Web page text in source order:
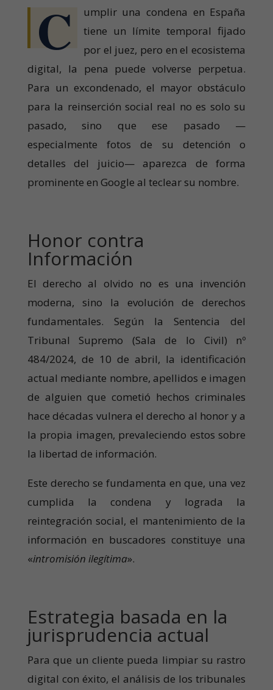
C
umplir una condena en España
tiene un límite temporal fijado
por el juez, pero en el ecosistema
digital, la pena puede volverse perpetua.
Para un excondenado, el mayor obstáculo
para la reinserción social real no es solo su
pasado, sino que ese pasado —
especialmente fotos de su detención o
detalles del juicio— aparezca de forma
prominente en Google al teclear su nombre.
Honor contra
Información
El derecho al olvido no es una invención
moderna, sino la evolución de derechos
fundamentales. Según la Sentencia del
Tribunal Supremo (Sala de lo Civil) nº
484/2024, de 10 de abril, la identificación
actual mediante nombre, apellidos e imagen
de alguien que cometió hechos criminales
hace décadas vulnera el derecho al honor y a
la propia imagen, prevaleciendo estos sobre
la libertad de información.
Este derecho se fundamenta en que, una vez
cumplida la condena y lograda la
reintegración social, el mantenimiento de la
información en buscadores constituye una
«intromisión ilegítima».
Estrategia basada en la
jurisprudencia actual
Para que un cliente pueda limpiar su rastro
digital con éxito, el análisis de los tribunales